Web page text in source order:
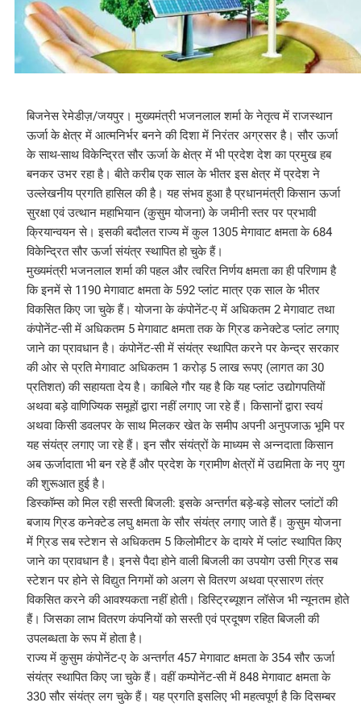
बिजनेस रेमेडीज़/जयपुर। मुख्यमंत्री भजनलाल शर्मा के नेतृत्व में राजस्थान
ऊर्जा के क्षेत्र में आत्मनिर्भर बनने की दिशा में निरंतर अग्रसर है। सौर ऊर्जा
के साथ-साथ विकेन्द्रित सौर ऊर्जा के क्षेत्र में भी प्रदेश देश का प्रमुख हब
बनकर उभर रहा है। बीते करीब एक साल के भीतर इस क्षेत्र में प्रदेश ने
उल्लेखनीय प्रगति हासिल की है। यह संभव हुआ है प्रधानमंत्री किसान ऊर्जा
सुरक्षा एवं उत्थान महाभियान (कुसुम योजना) के जमीनी स्तर पर प्रभावी
क्रियान्वयन से। इसकी बदौलत राज्य में कुल 1305 मेगावाट क्षमता के 684
विकेन्द्रित सौर ऊर्जा संयंत्र स्थापित हो चुके हैं।
मुख्यमंत्री भजनलाल शर्मा की पहल और त्वरित निर्णय क्षमता का ही परिणाम है
कि इनमें से 1190 मेगावाट क्षमता के 592 प्लांट मात्र एक साल के भीतर
विकसित किए जा चुके हैं। योजना के कंपोनेंट-ए में अधिकतम 2 मेगावाट तथा
कंपोनेंट-सी में अधिकतम 5 मेगावाट क्षमता तक के ग्रिड कनेक्टेड प्लांट लगाए
जाने का प्रावधान है। कंपोनेंट-सी में संयंत्र स्थापित करने पर केन्द्र सरकार
की ओर से प्रति मेगावाट अधिकतम 1 करोड़ 5 लाख रूपए (लागत का 30
प्रतिशत) की सहायता देय है। काबिले गौर यह है कि यह प्लांट उद्योगपतियों
अथवा बड़े वाणिज्यिक समूहों द्वारा नहीं लगाए जा रहे हैं। किसानों द्वारा स्वयं
अथवा किसी डवलपर के साथ मिलकर खेत के समीप अपनी अनुपजाऊ भूमि पर
यह संयंत्र लगाए जा रहे हैं। इन सौर संयंत्रों के माध्यम से अन्नदाता किसान
अब ऊर्जादाता भी बन रहे हैं और प्रदेश के ग्रामीण क्षेत्रों में उद्यमिता के नए युग
की शुरूआत हुई है।
डिस्कॉम्स को मिल रही सस्ती बिजली: इसके अन्तर्गत बड़े-बड़े सोलर प्लांटों की
बजाय ग्रिड कनेक्टेड लघु क्षमता के सौर संयंत्र लगाए जाते हैं। कुसुम योजना
में ग्रिड सब स्टेशन से अधिकतम 5 किलोमीटर के दायरे में प्लांट स्थापित किए
जाने का प्रावधान है। इनसे पैदा होने वाली बिजली का उपयोग उसी ग्रिड सब
स्टेशन पर होने से विद्युत निगमों को अलग से वितरण अथवा प्रसारण तंत्र
विकसित करने की आवश्यकता नहीं होती। डिस्ट्रिब्यूशन लॉसेज भी न्यूनतम होते
हैं। जिसका लाभ वितरण कंपनियों को सस्ती एवं प्रदूषण रहित बिजली की
उपलब्धता के रूप में होता है।
राज्य में कुसुम कंपोनेंट-ए के अन्तर्गत 457 मेगावाट क्षमता के 354 सौर ऊर्जा
संयंत्र स्थापित किए जा चुके हैं। वहीं कम्पोनेंट-सी में 848 मेगावाट क्षमता के
330 सौर संयंत्र लग चुके हैं। यह प्रगति इसलिए भी महत्वपूर्ण है कि दिसम्बर